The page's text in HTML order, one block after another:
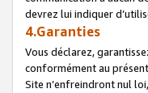
devrez lui indiquer
4.Garanties
Vous déclarez,
conformément au
Site n’enfreindront nul